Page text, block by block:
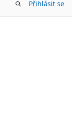
Přihlásit se